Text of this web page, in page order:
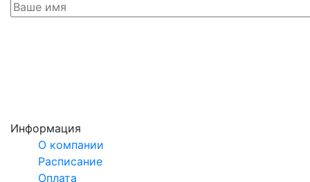
Информация
О компании
Расписание
Оплата